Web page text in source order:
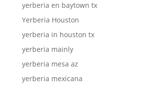
yerberia en baytown tx
Yerberia Houston
yerberia in houston tx
yerberia mainly
yerberia mesa az
yerberia mexicana